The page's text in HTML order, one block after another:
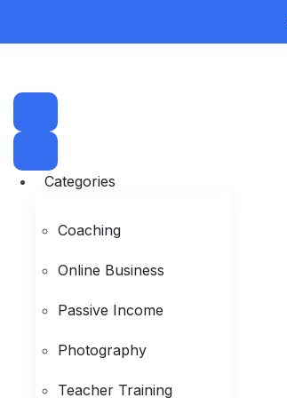
Categories
Coaching
Online Business
Passive Income
Photography
Teacher Training